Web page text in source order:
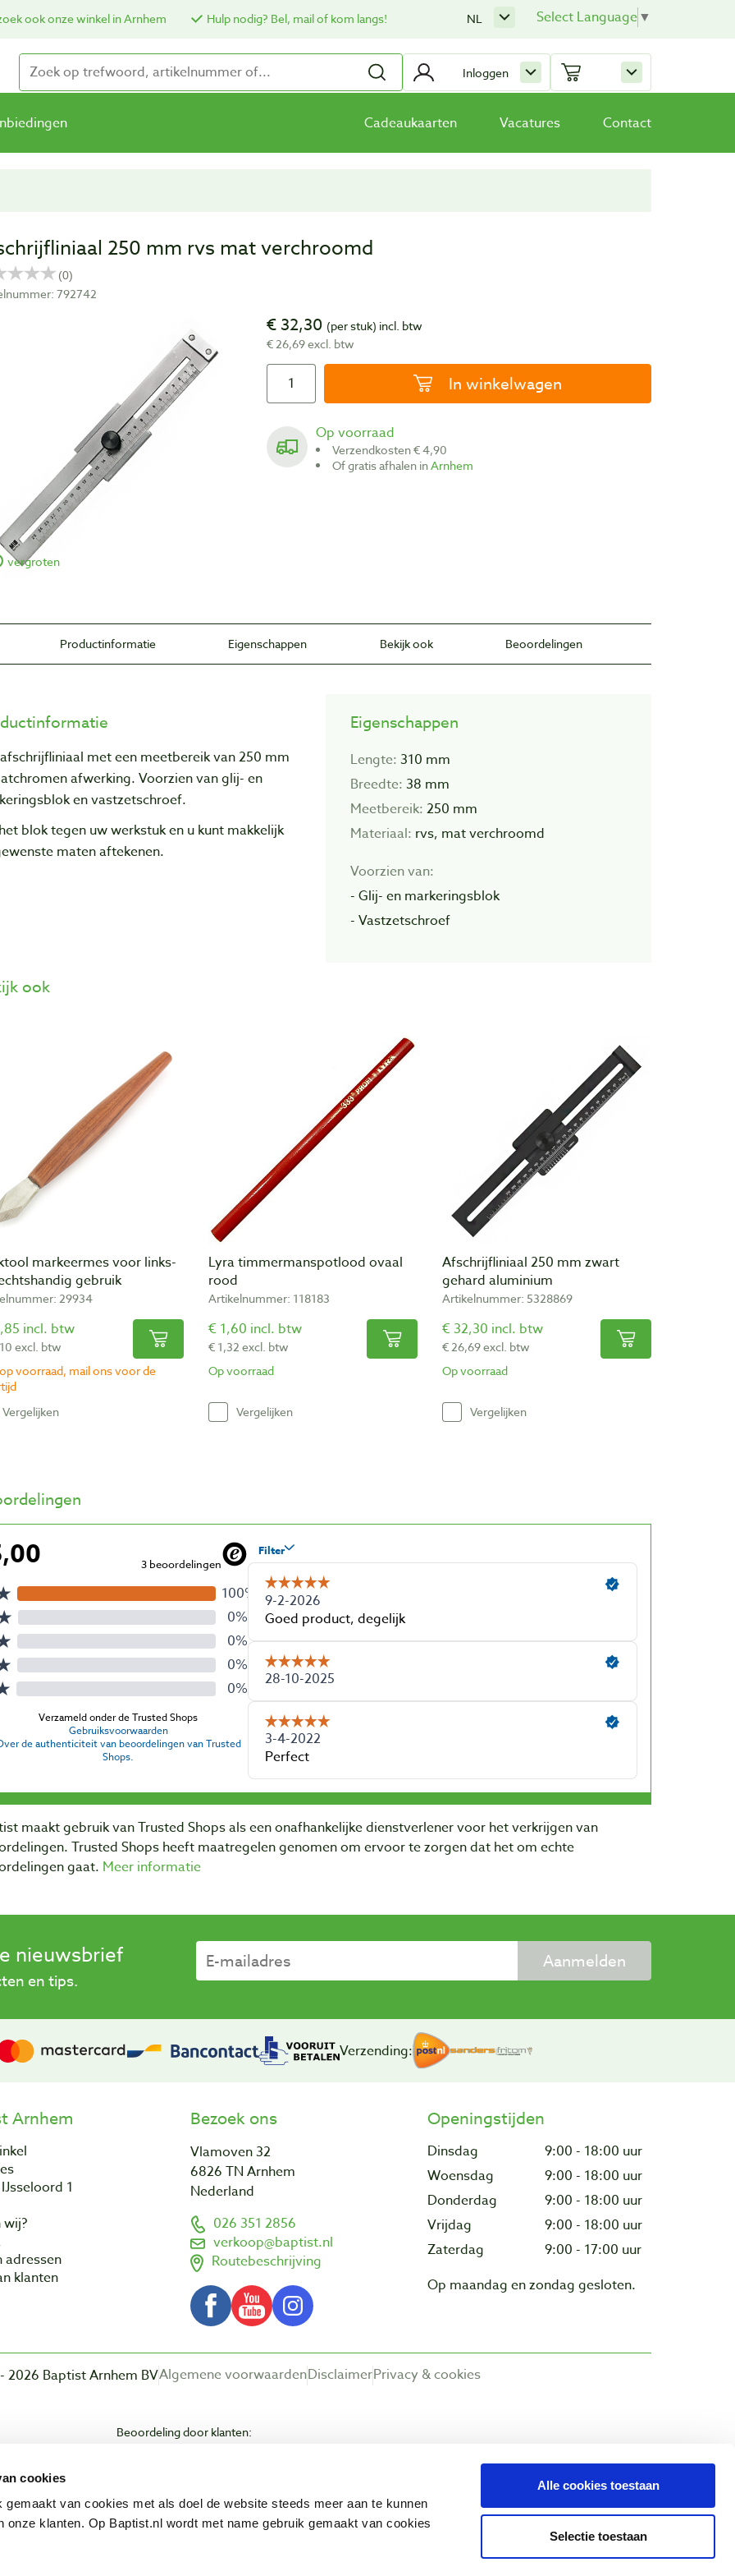
cookies
gemaakt van cookies met als doel de website steeds meer aan te kunnen
onze klanten. Op Baptist.nl wordt met name gebruik gemaakt van cookies
Alle cookies toestaan
Selectie toestaan
ook onze winkel in Arnhem Hulp nodig? Bel, mail of kom langs! Select Language▼
NL
Inloggen
Cadeaukaarten Vacatures Contact
250 mm rvs mat verchroomd
792742
vergroten
€ 32,30 (per stuk) incl. btw
€ 26,69 excl. btw
In winkelwagen
Op voorraad
Verzendkosten € 4,90
Of gratis afhalen inArnhem
Productinformatie Eigenschappen Bekijk ook Beoordelingen
met een meetbereik van 250 mm
afwerking. Voorzien van glij- en
en vastzetschroef.
blok tegen uw werkstuk en u kunt makkelijk
maten aftekenen.
Eigenschappen
Lengte: 310 mm
Breedte: 38 mm
Meetbereik: 250 mm
Materiaal: rvs, mat verchroomd
Voorzien van:
- Glij- en markeringsblok
- Vastzetschroef
ook
markeermes voor links-
gebruik
29934
incl. btw
excl. btw
voorraad, mail ons voor de
Vergelijken
Lyra timmermanspotlood ovaal
rood
Artikelnummer: 118183
€ 1,60 incl. btw
€ 1,32 excl. btw
Op voorraad
Vergelijken
Afschrijfliniaal 250 mm zwart
gehard aluminium
Artikelnummer: 5328869
€ 32,30 incl. btw
€ 26,69 excl. btw
Op voorraad
Vergelijken
maakt gebruik van Trusted Shops als een onafhankelijke dienstverlener voor het verkrijgen van
Trusted Shops heeft maatregelen genomen om ervoor te zorgen dat het om echte
gaat. Meer informatie
nieuwsbrief
en tips.
Aanmelden
Verzending:
Arnhem
1
wij?
adressen
klanten
Bezoek ons
Vlamoven 32
6826 TN Arnhem
Nederland
026 351 2856
verkoop@baptist.nl
Routebeschrijving
Openingstijden
Dinsdag
9:00 - 18:00 uur
Woensdag
9:00 - 18:00 uur
Donderdag
9:00 - 18:00 uur
Vrijdag
9:00 - 18:00 uur
Zaterdag
9:00 - 17:00 uur
Op maandag en zondag gesloten.
Algemene voorwaardenDisclaimerPrivacy & cookies
Baptist Arnhem BV
Beoordeling door klanten: